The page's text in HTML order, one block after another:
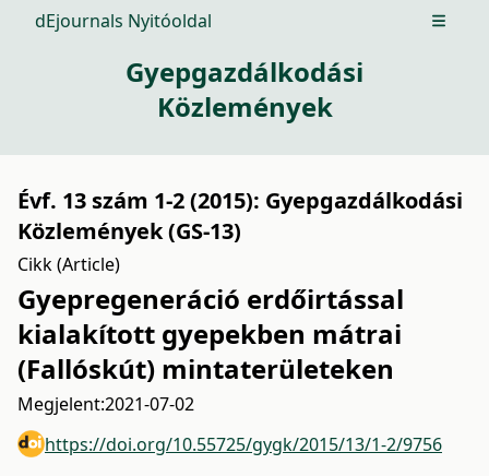
dEjournals Nyitóoldal Open
Gyepgazdálkodási
Közlemények
Évf. 13 szám 1-2 (2015): Gyepgazdálkodási
Közlemények (GS-13)
Cikk (Article)
Gyepregeneráció erdőirtással
kialakított gyepekben mátrai
(Fallóskút) mintaterületeken
Megjelent:2021-07-02
https://doi.org/10.55725/gygk/2015/13/1-2/9756